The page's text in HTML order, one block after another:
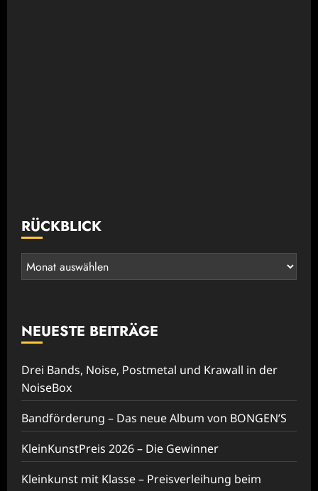
RÜCKBLICK
Rückblick
NEUESTE BEITRÄGE
Drei Bands, Noise, Postmetal und Krawall in der
NoiseBox
Bandförderung – Das neue Album von BONGEN’S
KleinKunstPreis 2026 – Die Gewinner
Kleinkunst mit Klasse – Preisverleihung beim